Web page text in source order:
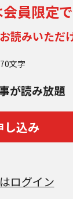
員限定
読みいただ
文字
が読み放題
し込み
ログイン